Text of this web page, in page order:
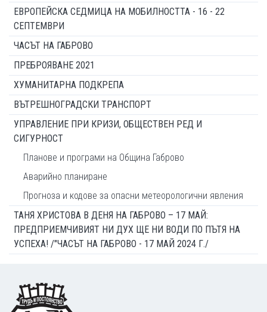
ЕВРОПЕЙСКА СЕДМИЦА НА МОБИЛНОСТТА - 16 - 22
СЕПТЕМВРИ
ЧАСЪТ НА ГАБРОВО
ПРЕБРОЯВАНЕ 2021
ХУМАНИТАРНА ПОДКРЕПА
ВЪТРЕШНОГРАДСКИ ТРАНСПОРТ
УПРАВЛЕНИЕ ПРИ КРИЗИ, ОБЩЕСТВЕН РЕД И
СИГУРНОСТ
Планове и програми на Община Габрово
Аварийно планиране
Прогноза и кодове за опасни метеорологични явления
ТАНЯ ХРИСТОВА В ДЕНЯ НА ГАБРОВО – 17 МАЙ:
ПРЕДПРИЕМЧИВИЯТ НИ ДУХ ЩЕ НИ ВОДИ ПО ПЪТЯ НА
УСПЕХА! /"ЧАСЪТ НА ГАБРОВО - 17 МАЙ 2024 Г./
Footer